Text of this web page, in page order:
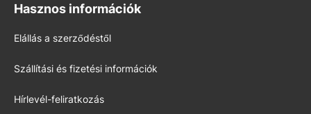
Hasznos információk
Elállás a szerződéstől
Szállítási és fizetési információk
Hírlevél-feliratkozás